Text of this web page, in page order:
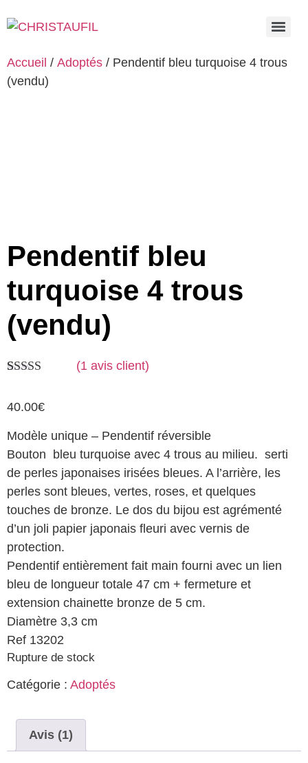
Accueil / Adoptés / Pendentif bleu turquoise 4 trous
(vendu)
Pendentif bleu
turquoise 4 trous
(vendu)
surnotation
(1 avis client)
40.00€
Modèle unique – Pendentif réversible
Bouton bleu turquoise avec 4 trous au milieu. serti
de perles japonaises irisées bleues. A l’arrière, les
perles sont bleues, vertes, roses, et quelques
touches de bronze. Le dos du bijou est agrémenté
d’un joli papier japonais fleuri avec vernis de
protection.
Pendentif entièrement fait main fourni avec un lien
bleu de longueur totale 47 cm + fermeture et
extension chainette bronze de 5 cm.
Diamètre 3,3 cm
Ref 13202
Rupture de stock
Catégorie : Adoptés
Avis (1)